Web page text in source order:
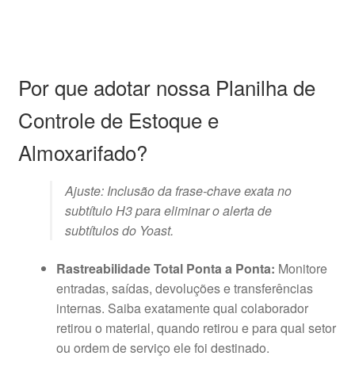
Por que adotar nossa Planilha de
Controle de Estoque e
Almoxarifado?
Ajuste: Inclusão da frase-chave exata no
subtítulo H3 para eliminar o alerta de
subtítulos do Yoast.
Rastreabilidade Total Ponta a Ponta: Monitore
entradas, saídas, devoluções e transferências
internas. Saiba exatamente qual colaborador
retirou o material, quando retirou e para qual setor
ou ordem de serviço ele foi destinado.